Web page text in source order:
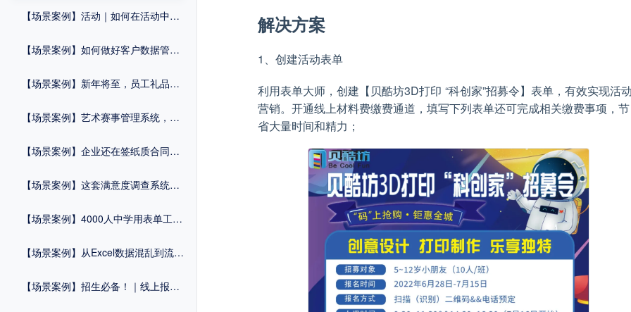
【场景案例】活动｜如何在活动中一站式完成报名+签到+核销？
【场景案例】如何做好客户数据管理？这个方法很重要！
【场景案例】新年将至，员工礼品兑换系统，速来get！
【场景案例】艺术赛事管理系统，轻松报考一步到位！
【场景案例】企业还在签纸质合同？2025年，电子合同了解一下？
【场景案例】这套满意度调查系统，让医院服务大升级！
【场景案例】4000人中学用表单工具破解3大招生难题，零代码提效翻倍！
【场景案例】从Excel数据混乱到流程自动化：这家制造企业如何用表单工具实现管理破局？
【场景案例】招生必备！｜线上报名系统一键破解信息收集难题
解决方案
1、创建活动表单
利用表单大师，创建【贝酷坊3D打印 “科创家”招募令】表单，有效实现活
营销。开通线上材料费缴费通道，填写下列表单还可完成相关缴费事项，节
省大量时间和精力；